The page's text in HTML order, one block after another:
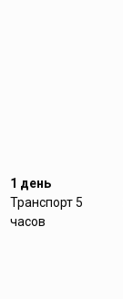
1 день
Транспорт 5
часов